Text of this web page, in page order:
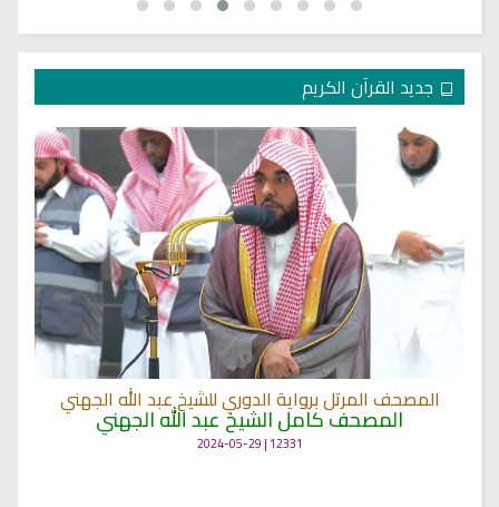
جديد القرآن الكريم
المصحف المرتل برواية الدوري للشيخ عبد الله الجهني
المصحف كامل الشيخ عبد الله الجهني
12331 | 2024-05-29